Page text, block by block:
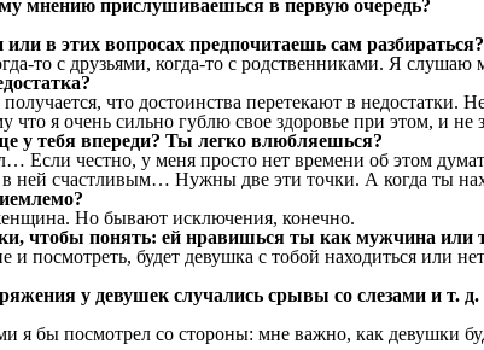
мнению прислушиваешься в первую очередь?
в этих вопросах предпочитаешь сам разбираться?
то с друзьями, когда-то с родственниками. Я
что достоинства перетекают в недостатки.
что я очень сильно гублю свое здоровье при этом, и не
у тебя впереди? Ты легко влюбляешься?
честно, у меня просто нет времени об этом
ней счастливым… Нужны две эти точки. А когда ты
Но бывают исключения, конечно.
чтобы понять: ей нравишься ты как мужчина
посмотреть, будет девушка с тобой находиться или
у девушек случались срывы со слезами и т.
бы посмотрел со стороны: мне важно, как девушки